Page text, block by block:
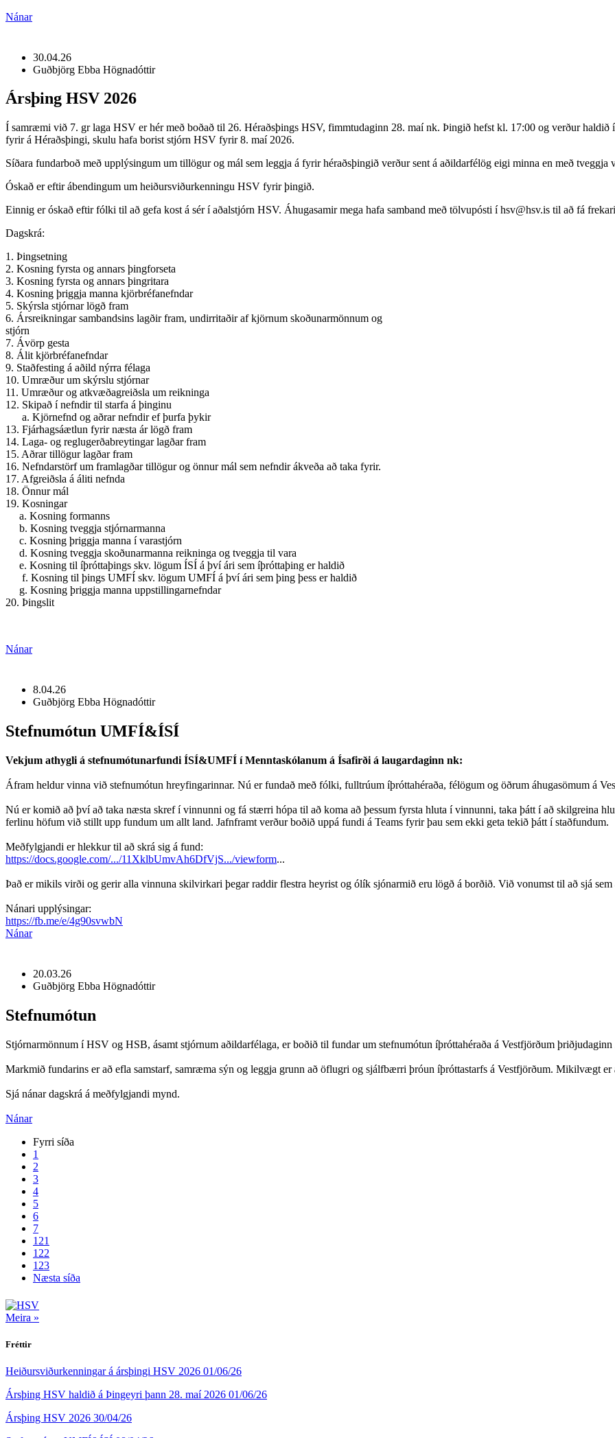
Nánar
30.04.26
Guðbjörg Ebba Högnadóttir
Ársþing HSV 2026
Í samræmi við 7. gr laga HSV er hér með boðað til 26. Héraðsþings HSV, fimmtudaginn 28. maí nk. Þingið hefst kl. 17:00 og verður
fyrir á Héraðsþingi, skulu hafa borist stjórn HSV fyrir 8. maí 2026.
Síðara fundarboð með upplýsingum um tillögur og mál sem leggja á fyrir héraðsþingið verður sent á aðildarfélög eigi minna en með
Óskað er eftir ábendingum um heiðursviðurkenningu HSV fyrir þingið.
Einnig er óskað eftir fólki til að gefa kost á sér í aðalstjórn HSV. Áhugasamir mega hafa samband með tölvupósti í hsv@hsv.is til að fá
Dagskrá:
1. Þingsetning
2. Kosning fyrsta og annars þingforseta
3. Kosning fyrsta og annars þingritara
4. Kosning þriggja manna kjörbréfanefndar
5. Skýrsla stjórnar lögð fram
6. Ársreikningar sambandsins lagðir fram, undirritaðir af kjörnum skoðunarmönnum og
stjórn
7. Ávörp gesta
8. Álit kjörbréfanefndar
9. Staðfesting á aðild nýrra félaga
10. Umræður um skýrslu stjórnar
11. Umræður og atkvæðagreiðsla um reikninga
12. Skipað í nefndir til starfa á þinginu
a. Kjörnefnd og aðrar nefndir ef þurfa þykir
13. Fjárhagsáætlun fyrir næsta ár lögð fram
14. Laga- og reglugerðabreytingar lagðar fram
15. Aðrar tillögur lagðar fram
16. Nefndarstörf um framlagðar tillögur og önnur mál sem nefndir ákveða að taka fyrir.
17. Afgreiðsla á áliti nefnda
18. Önnur mál
19. Kosningar
a. Kosning formanns
b. Kosning tveggja stjórnarmanna
c. Kosning þriggja manna í varastjórn
d. Kosning tveggja skoðunarmanna reikninga og tveggja til vara
e. Kosning til íþróttaþings skv. lögum ÍSÍ á því ári sem íþróttaþing er haldið
f. Kosning til þings UMFÍ skv. lögum UMFÍ á því ári sem þing þess er haldið
g. Kosning þriggja manna uppstillingarnefndar
20. Þingslit
Nánar
8.04.26
Guðbjörg Ebba Högnadóttir
Stefnumótun UMFÍ&ÍSÍ
Vekjum athygli á stefnumótunarfundi ÍSÍ&UMFÍ í Menntaskólanum á Ísafirði á laugardaginn nk:
Áfram heldur vinna við stefnumótun hreyfingarinnar. Nú er fundað með fólki, fulltrúum íþróttahéraða, félögum og öðrum áhugasömum á
Nú er komið að því að taka næsta skref í vinnunni og fá stærri hópa til að koma að þessum fyrsta hluta í vinnunni, taka þátt í að skilgreina
ferlinu höfum við stillt upp fundum um allt land. Jafnframt verður boðið uppá fundi á Teams fyrir þau sem ekki geta tekið þátt í staðfundum.
Meðfylgjandi er hlekkur til að skrá sig á fund:
https://docs.google.com/.../11XklbUmvAh6DfVjS.../viewform...
Það er mikils virði og gerir alla vinnuna skilvirkari þegar raddir flestra heyrist og ólík sjónarmið eru lögð á borðið. Við vonumst til að sjá
Nánari upplýsingar:
https://fb.me/e/4g90svwbN
Nánar
20.03.26
Guðbjörg Ebba Högnadóttir
Stefnumótun
Stjórnarmönnum í HSV og HSB, ásamt stjórnum aðildarfélaga, er boðið til fundar um stefnumótun íþróttahéraða á Vestfjörðum
Markmið fundarins er að efla samstarf, samræma sýn og leggja grunn að öflugri og sjálfbærri þróun íþróttastarfs á Vestfjörðum. Mikilvægt
Sjá nánar dagskrá á meðfylgjandi mynd.
Nánar
Fyrri síða
1
2
3
4
5
6
7
121
122
123
Næsta síða
Meira »
Fréttir
Heiðursviðurkenningar á ársþingi HSV 2026 01/06/26
Ársþing HSV haldið á Þingeyri þann 28. maí 2026 01/06/26
Ársþing HSV 2026 30/04/26